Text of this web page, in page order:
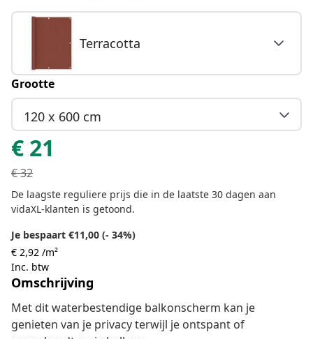
Terracotta
Grootte
120 x 600 cm
€ 21
€32
De laagste reguliere prijs die in de laatste 30 dagen aan
vidaXL-klanten is getoond.
Je bespaart €11,00 (- 34%)
€ 2,92 /m²
Inc. btw
Omschrijving
Met dit waterbestendige balkonscherm kan je
genieten van je privacy terwijl je ontspant of